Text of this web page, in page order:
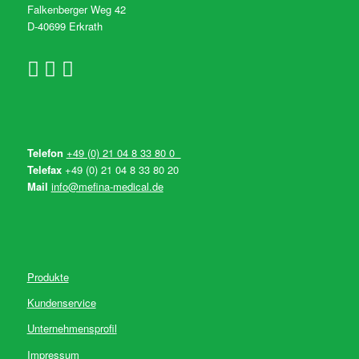
Falkenberger Weg 42
D-40699 Erkrath
Telefon +49 (0) 21 04 8 33 80 0
Telefax+49 (0) 21 04 8 33 80 20
Mail info@mefina-medical.de
Produkte
Kundenservice
Unternehmensprofil
Impressum